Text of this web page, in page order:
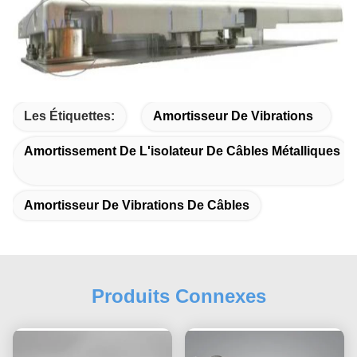
Les Étiquettes: Amortisseur De Vibrations
Amortissement De L'isolateur De Câbles Métalliques
Amortisseur De Vibrations De Câbles
Produits Connexes